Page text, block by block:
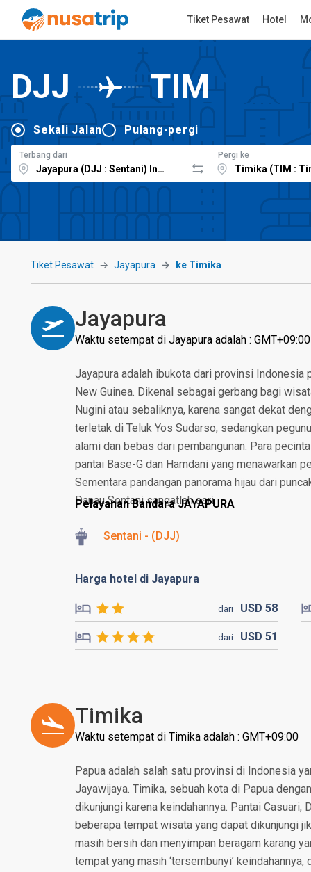
Tiket Pesawat Hotel
DJJ TIM
Sekali Jalan Pulang-pergi
Terbang dari Pergi ke
Tiket Pesawat Jayapura ke Timika
Jayapura
Waktu setempat di Jayapura adalah : GMT+09:00
Jayapura adalah ibukota dari provinsi Indonesia
New Guinea. Dikenal sebagai gerbang bagi
Nugini atau sebaliknya, karena sangat dekat
terletak di Teluk Yos Sudarso, sedangkan
alami dan bebas dari pembangunan. Para
pantai Base-G dan Hamdani yang menawarkan
Sementara pandangan panorama hijau dari
Danau Sentani sangatlah asri.
Pelayanan Bandara JAYAPURA
Sentani - (DJJ)
Harga hotel di Jayapura
dari USD 58
dari USD 51
Timika
Waktu setempat di Timika adalah : GMT+09:00
Papua adalah salah satu provinsi di Indonesia
Jayawijaya. Timika, sebuah kota di Papua
dikunjungi karena keindahannya. Pantai Casuari,
beberapa tempat wisata yang dapat dikunjungi
masih bersih dan menyimpan beragam karang
tempat yang masih ‘tersembunyi’